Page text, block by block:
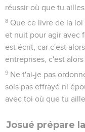
réussir où que tu ailles.
8 Que ce livre de la
et nuit pour agir avec
est écrit, car c'est
entreprises, c'est alors
9 Ne t'ai-je pas
sois pas effrayé ni
avec toi où que tu
Josué prépare